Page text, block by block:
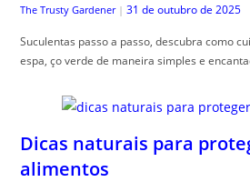
The Trusty Gardener | 31 de outubro de 2025
Suculentas passo a passo, descubra como
espa, ço verde de maneira simples e
Dicas naturais para
alimentos